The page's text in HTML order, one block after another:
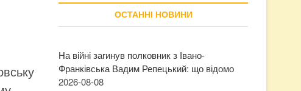
ОСТАННІ НОВИНИ
На війні загинув полковник з Івано-
Франківська Вадим Репецький: що відомо
2026-08-08